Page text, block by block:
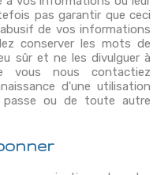
pas garantir que ceci
de vos informations
conserver les mots de
sûr et ne les divulguer à
vous nous contactiez
d'une utilisation
ou de toute autre